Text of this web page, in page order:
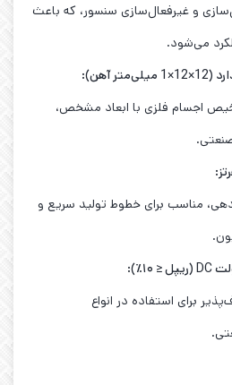
و غیرفعال‌سازی سنسور، که باعث
می‌شود.
آهن)
:
اجسام فلزی با ابعاد مشخص،
:
مناسب برای خطوط تولید سریع و
ریپل ≤ ۱۰٪
):
برای استفاده در انواع